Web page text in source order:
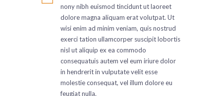
nony nibh euismod tincidunt ut laoreet
dolore magna aliquam erat volutpat. Ut
wisi enim ad minim veniam, quis nostrud
exerci tation ullamcorper suscipit lobortis
nisl ut aliquip ex ea commodo
consequatuis autem vel eum iriure dolor
in hendrerit in vulputate velit esse
molestie consequat, vel illum dolore eu
feugiat nulla.